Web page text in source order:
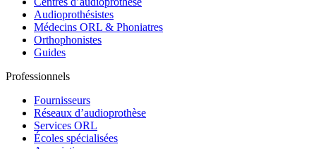
Audioprothésistes
Médecins ORL & Phoniatres
Orthophonistes
Guides
Professionnels
Fournisseurs
Réseaux d’audioprothèse
Services ORL
Écoles spécialisées